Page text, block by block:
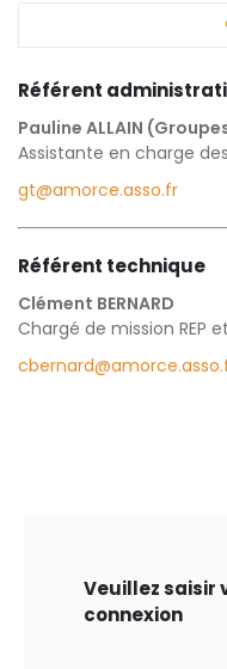
Référent
Pauline ALLAIN
Assistante en charge
gt@amorce.asso.fr
Référent technique
Clément BERNARD
Chargé de mission REP
Veuillez saisir
connexion